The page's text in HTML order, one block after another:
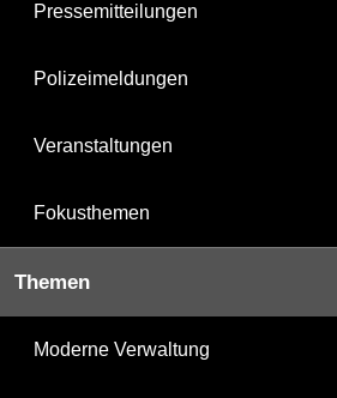
Pressemitteilungen
Polizeimeldungen
Veranstaltungen
Fokusthemen
Themen
Moderne Verwaltung